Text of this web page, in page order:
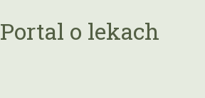
Portal o lekach